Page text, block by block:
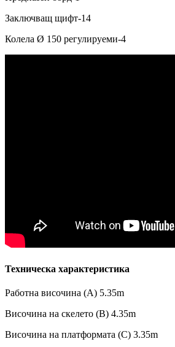
Заключващ щифт-14
Колела Ø 150 регулируеми-4
Техническа характеристика
Работна височина (А) 5.35m
Височина на скелето (B) 4.35m
Височина на платформата (C) 3.35m